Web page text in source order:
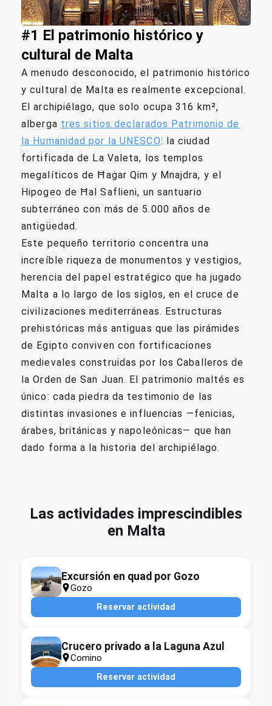
#1 El patrimonio histórico y
cultural de Malta
A menudo desconocido, el patrimonio histórico
y cultural de Malta es realmente excepcional.
El archipiélago, que solo ocupa 316 km²,
alberga tres sitios declarados Patrimonio de
la Humanidad por la UNESCO: la ciudad
fortificada de La Valeta, los templos
megalíticos de Ħaġar Qim y Mnajdra, y el
Hipogeo de Ħal Saflieni, un santuario
subterráneo con más de 5.000 años de
antigüedad.
Este pequeño territorio concentra una
increíble riqueza de monumentos y vestigios,
herencia del papel estratégico que ha jugado
Malta a lo largo de los siglos, en el cruce de
civilizaciones mediterráneas. Estructuras
prehistóricas más antiguas que las pirámides
de Egipto conviven con fortificaciones
medievales construidas por los Caballeros de
la Orden de San Juan. El patrimonio maltés es
único: cada piedra da testimonio de las
distintas invasiones e influencias —fenicias,
árabes, británicas y napoleónicas— que han
dado forma a la historia del archipiélago.
Las actividades imprescindibles
en Malta
Excursión en quad por Gozo
Gozo
Reservar actividad
Crucero privado a la Laguna Azul
Comino
Reservar actividad